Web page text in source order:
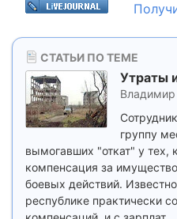
СТАТЬИ ПО ТЕМЕ
Утраты
группу
вымогавших "откат" у тех,
компенсация за
боевых действий.
республике практически